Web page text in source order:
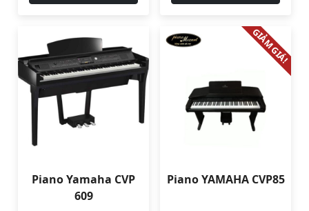
Piano Yamaha CVP
609
GIẢM GIÁ!
Piano YAMAHA CVP85